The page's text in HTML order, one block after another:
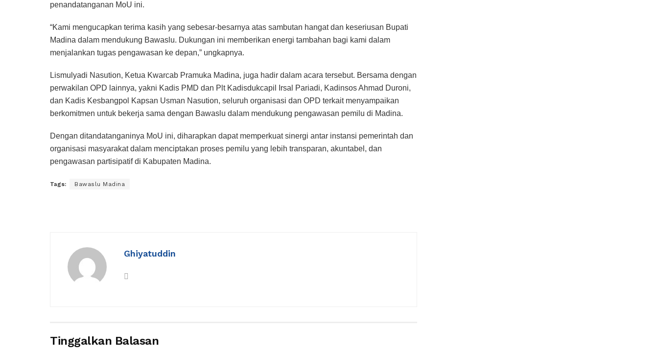
penandatanganan MoU ini.
“Kami mengucapkan terima kasih yang sebesar-besarnya atas sambutan hangat dan keseriusan Bupati
Madina dalam mendukung Bawaslu. Dukungan ini memberikan energi tambahan bagi kami dalam
menjalankan tugas pengawasan ke depan,” ungkapnya.
‎Lismulyadi Nasution, Ketua Kwarcab Pramuka Madina, juga hadir dalam acara tersebut. Bersama dengan
perwakilan OPD lainnya, yakni Kadis PMD dan Plt Kadisdukcapil Irsal Pariadi, Kadinsos Ahmad Duroni,
dan Kadis Kesbangpol Kapsan Usman Nasution, seluruh organisasi dan OPD terkait menyampaikan
berkomitmen untuk bekerja sama dengan Bawaslu dalam mendukung pengawasan pemilu di Madina.
Dengan ditandatanganinya MoU ini, diharapkan dapat memperkuat sinergi antar instansi pemerintah dan
organisasi masyarakat dalam menciptakan proses pemilu yang lebih transparan, akuntabel, dan
pengawasan partisipatif di Kabupaten Madina.
Tags: Bawaslu Madina
Ghiyatuddin
Tinggalkan Balasan